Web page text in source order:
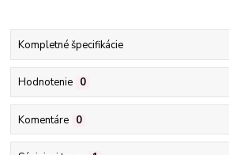
Kompletné špecifikácie
Hodnotenie 0
Komentáre 0